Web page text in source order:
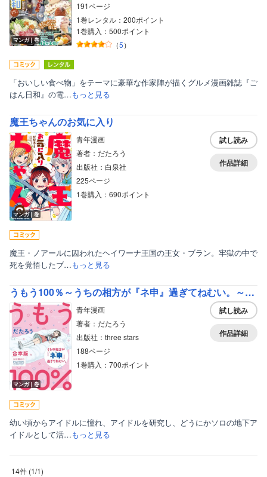
マンガ｜巻
191ページ
1巻レンタル：200ポイント
1巻購入：500ポイント
（5）
「おいしい食べ物」をテーマに豪華な作家陣が描くグルメ漫画雑誌『ご
はん日和』の電…もっと見る
魔王ちゃんのお気に入り
マンガ｜巻
青年漫画
著者：だたろう
出版社：白泉社
225ページ
1巻購入：690ポイント
試し読み
作品詳細
魔王・ノアールに囚われたヘイワーナ王国の王女・ブラン。牢獄の中で
死を覚悟したブ…もっと見る
うもう100％～うちの相方が『ネ申』過ぎてねむい。～【合本版】
マンガ｜巻
青年漫画
著者：だたろう
出版社：three stars
188ページ
1巻購入：700ポイント
試し読み
作品詳細
幼い頃からアイドルに憧れ、アイドルを研究し、どうにかソロの地下ア
イドルとして活…もっと見る
14件 (1/1)